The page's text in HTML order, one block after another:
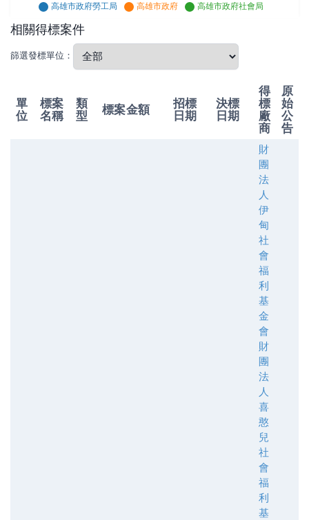
高雄市政府勞工局 高雄市政府 高雄市政府社會局
相關得標案件
篩選發標單位：
單
位
標案
名稱
類
型
標案金額
招標
日期
決標
日期
得
標
廠
商
原
始
公
告
財
團
法
人
伊
甸
社
會
福
利
基
金
會
財
團
法
人
喜
憨
兒
社
會
福
利
基